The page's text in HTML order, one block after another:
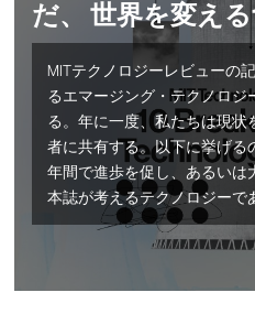
だ、 世界を変え
MITテクノロジーレビューの
るエマージング・テクノロジ
る。年に一度、私たちは現状
者に共有する。以下に挙げる
年間で進歩を促し、あるいは
本誌が考えるテクノロジーで